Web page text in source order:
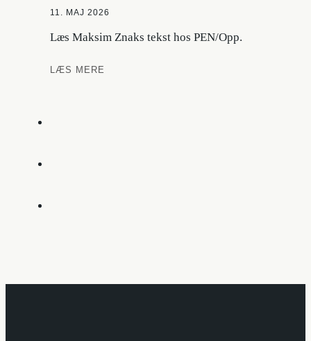
11. MAJ 2026
Læs Maksim Znaks tekst hos PEN/Opp.
LÆS MERE